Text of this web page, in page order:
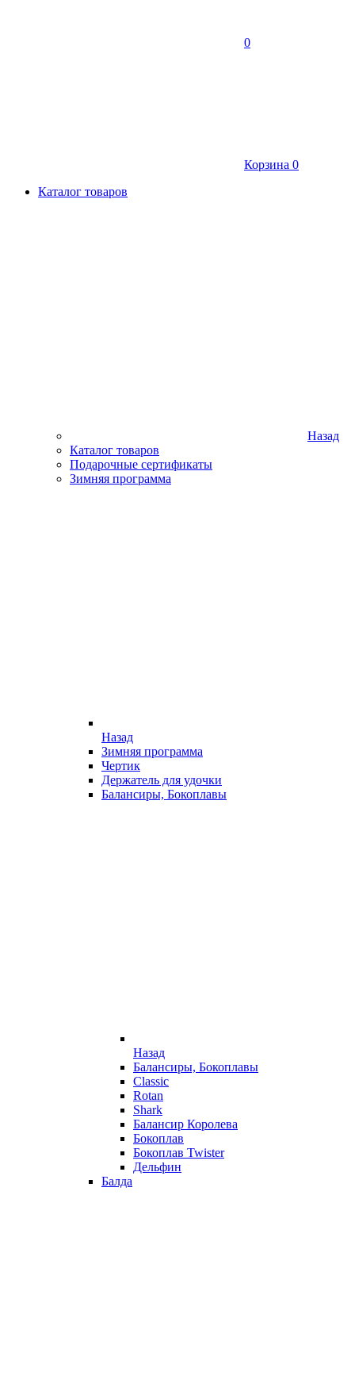
0
Корзина 0
Каталог товаров
Назад
Каталог товаров
Подарочные сертификаты
Зимняя программа
Назад
Зимняя программа
Чертик
Держатель для удочки
Балансиры, Бокоплавы
Назад
Балансиры, Бокоплавы
Classic
Rotan
Shark
Балансир Королева
Бокоплав
Бокоплав Twister
Дельфин
Балда